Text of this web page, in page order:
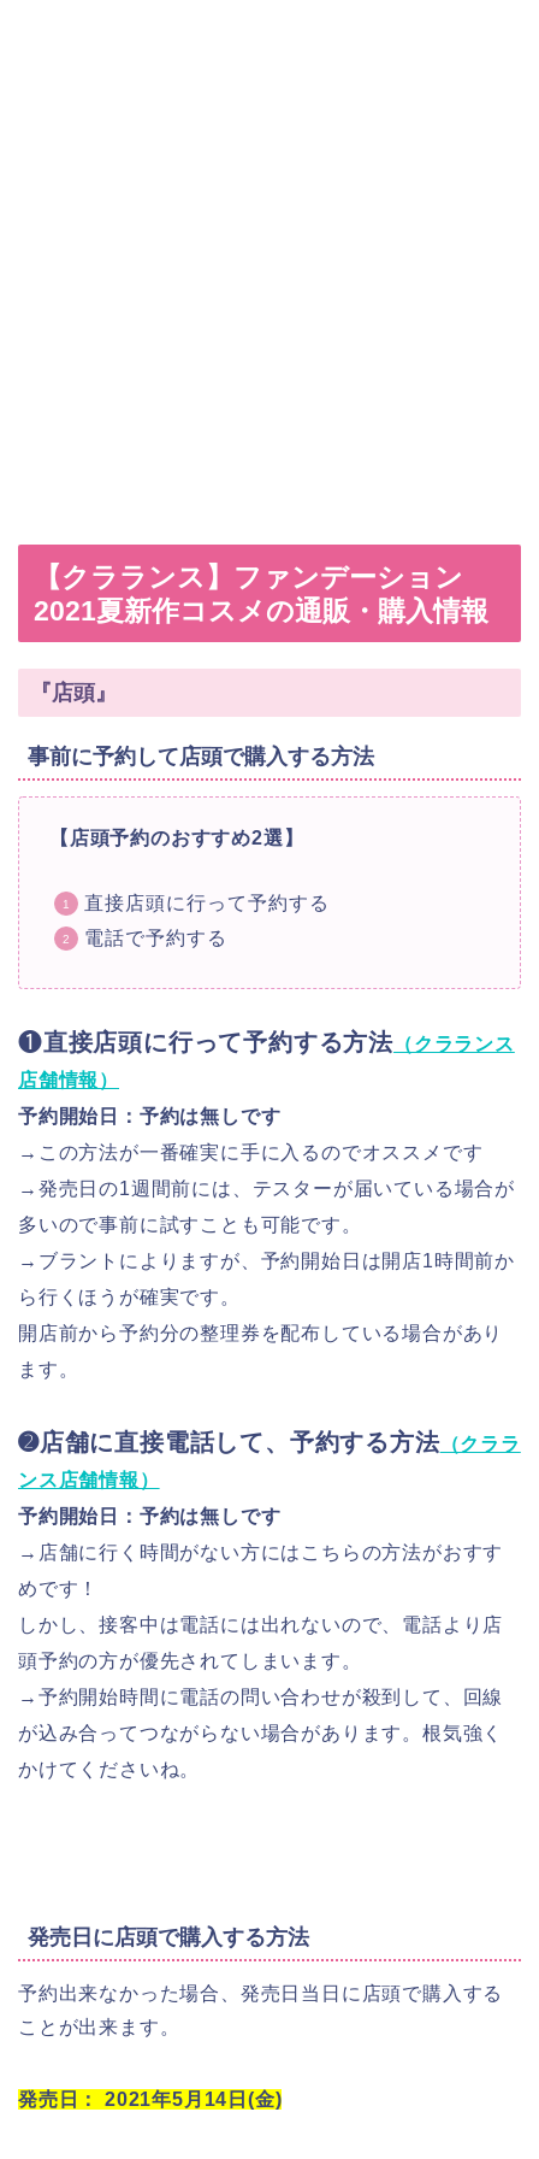
【クラランス】ファンデーション
2021夏新作コスメの通販・購入情報
『店頭』
事前に予約して店頭で購入する方法
【店頭予約のおすすめ2選】
直接店頭に行って予約する
電話で予約する
❶直接店頭に行って予約する方法 （クラランス
店舗情報）
予約開始日：予約は無しです
→ この方法が一番確実に手に入るのでオススメです
→発売日の1週間前には、テスターが届いている場合が
多いので事前に試すことも可能です。
→ブラントによりますが、予約開始日は開店1時間前か
ら行くほうが確実です。
開店前から予約分の整理券を配布している場合があり
ます。
➋店舗に直接電話して、予約する方法（クララ
ンス店舗情報）
予約開始日：予約は無しです
→店舗に行く時間がない方にはこちらの方法がおすす
めです！
しかし、接客中は電話には出れないので、電話より店
頭予約の方が優先されてしまいます。
→予約開始時間に電話の問い合わせが殺到して、回線
が込み合ってつながらない場合があります。根気強く
かけてくださいね。
発売日に店頭で購入する方法
予約出来なかった場合、発売日当日に店頭で購入する
ことが出来ます。
発売日： 2021年5月14日(金)